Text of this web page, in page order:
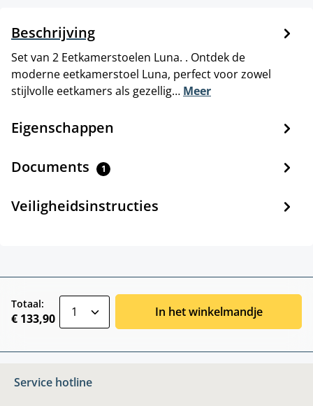
Beschrijving
Set van 2 Eetkamerstoelen Luna. . Ontdek de
moderne eetkamerstoel Luna, perfect voor zowel
stijlvolle eetkamers als gezellig… Meer
Eigenschappen
Documents 1
Veiligheidsinstructies
Totaal:
€ 133,90 In het winkelmandje
Service hotline